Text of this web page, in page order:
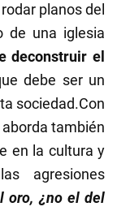
planos del
de una iglesia
deconstruir el
debe ser un
sociedad.Con
también
en la cultura y
agresiones
oro, ¿no el del